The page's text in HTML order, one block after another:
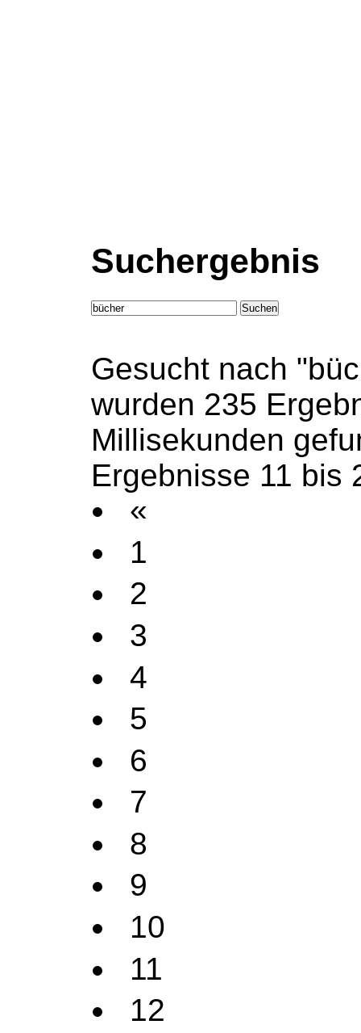
Suchergebnis
Suchen
Gesucht nach
wurden 235
Millisekunden
Ergebnisse 11 bis
«
1
2
3
4
5
6
7
8
9
10
11
12